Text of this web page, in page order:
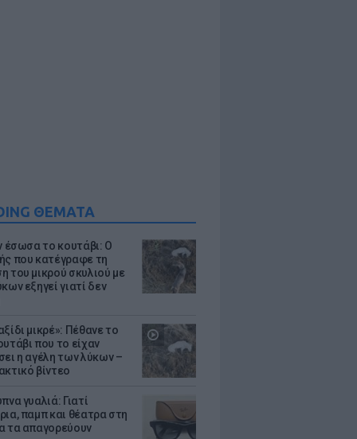
ΘΕΜΑΤΑ
έσωσα το κουτάβι: Ο
που κατέγραφε τη
του μικρού σκυλιού με
εξηγεί γιατί δεν
μικρέ»: Πέθανε το
που το είχαν
η αγέλη των λύκων –
βίντεο
γυαλιά: Γιατί
παμπ και θέατρα στη
τα απαγορεύουν